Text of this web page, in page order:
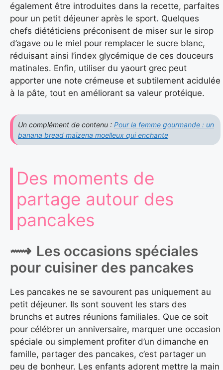
également être introduites dans la recette, parfaites
pour un petit déjeuner après le sport. Quelques
chefs diététiciens préconisent de miser sur le sirop
d’agave ou le miel pour remplacer le sucre blanc,
réduisant ainsi l’index glycémique de ces douceurs
matinales. Enfin, utiliser du yaourt grec peut
apporter une note crémeuse et subtilement acidulée
à la pâte, tout en améliorant sa valeur protéique.
Un complément de contenu : Pour la femme gourmande : un
banana bread maïzena moelleux qui enchante
Des moments de
partage autour des
pancakes
Les occasions spéciales
pour cuisiner des pancakes
Les pancakes ne se savourent pas uniquement au
petit déjeuner. Ils sont souvent les stars des
brunchs et autres réunions familiales. Que ce soit
pour célébrer un anniversaire, marquer une occasion
spéciale ou simplement profiter d’un dimanche en
famille, partager des pancakes, c’est partager un
peu de bonheur. Les enfants adorent mettre la main